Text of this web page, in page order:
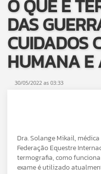
O QUE É
DAS
CUIDADOS
HUMANA
30/05/2022 as 03:33
Dra. Solange Mikail,
Federação Equestre
termografia, como
exame é utilizado